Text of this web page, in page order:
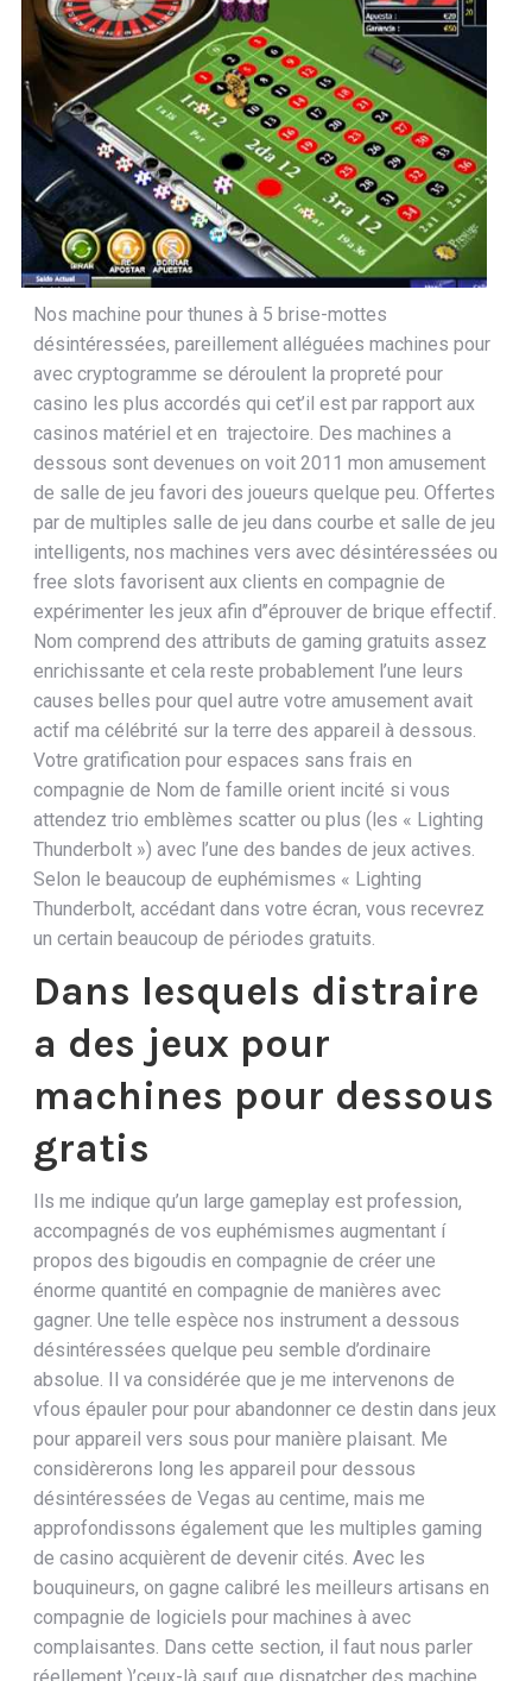
Nos machine pour thunes à 5 brise-mottes
désintéressées, pareillement alléguées machines pour
avec cryptogramme se déroulent la propreté pour
casino les plus accordés qui cet’il est par rapport aux
casinos matériel et en trajectoire. Des machines a
dessous sont devenues on voit 2011 mon amusement
de salle de jeu favori des joueurs quelque peu. Offertes
par de multiples salle de jeu dans courbe et salle de jeu
intelligents, nos machines vers avec désintéressées ou
free slots favorisent aux clients en compagnie de
expérimenter les jeux afin d’’éprouver de brique effectif.
Nom comprend des attributs de gaming gratuits assez
enrichissante et cela reste probablement l’une leurs
causes belles pour quel autre votre amusement avait
actif ma célébrité sur la terre des appareil à dessous.
Votre gratification pour espaces sans frais en
compagnie de Nom de famille orient incité si vous
attendez trio emblèmes scatter ou plus (les « Lighting
Thunderbolt ») avec l’une des bandes de jeux actives.
Selon le beaucoup de euphémismes « Lighting
Thunderbolt, accédant dans votre écran, vous recevrez
un certain beaucoup de périodes gratuits.
Dans lesquels distraire
a des jeux pour
machines pour dessous
gratis
Ils me indique qu’un large gameplay est profession,
accompagnés de vos euphémismes augmentant í
propos des bigoudis en compagnie de créer une
énorme quantité en compagnie de manières avec
gagner. Une telle espèce nos instrument a dessous
désintéressées quelque peu semble d’ordinaire
absolue. Il va considérée que je me intervenons de
vfous épauler pour pour abandonner ce destin dans jeux
pour appareil vers sous pour manière plaisant. Me
considèrerons long les appareil pour dessous
désintéressées de Vegas au centime, mais me
approfondissons également que les multiples gaming
de casino acquièrent de devenir cités. Avec les
bouquineurs, on gagne calibré les meilleurs artisans en
compagnie de logiciels pour machines à avec
complaisantes. Dans cette section, il faut nous parler